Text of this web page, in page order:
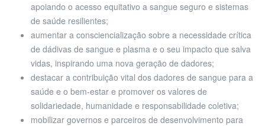
apoiando o acesso equitativo a sangue seguro e sistemas
de saúde resilientes;
aumentar a consciencialização sobre a necessidade crítica
de dádivas de sangue e plasma e o seu impacto que salva
vidas, inspirando uma nova geração de dadores;
destacar a contribuição vital dos dadores de sangue para a
saúde e o bem-estar e promover os valores de
solidariedade, humanidade e responsabilidade coletiva;
mobilizar governos e parceiros de desenvolvimento para